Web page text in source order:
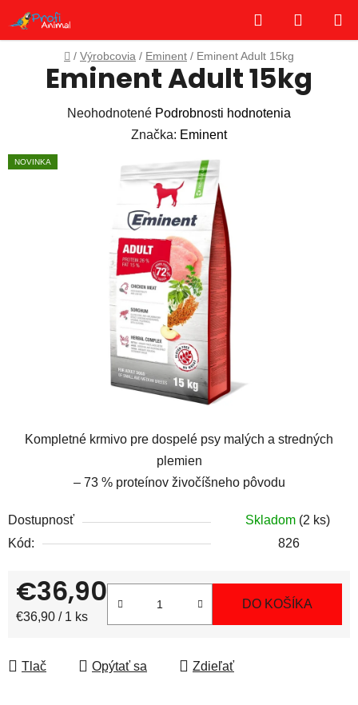
obsah
Hľadať
KOŠÍK
Domov
/ Výrobcovia / Eminent / Eminent Adult 15kg
Kompletné krmivo pre dospelé psy malých a stredných
plemien
– 73 % proteínov živočíšneho pôvodu
Dostupnosť Skladom (2 ks)
Kód:
826
€36,90
Jednotková cena:
€36,90 / 1 ks
DO KOŠÍKA
Tlač Opýtať sa Zdieľať
Eminent Adult 15kg
Priemerné
hviezdičiek.
Neohodnotené Podrobnosti hodnotenia
Značka: Eminent
NOVINKA